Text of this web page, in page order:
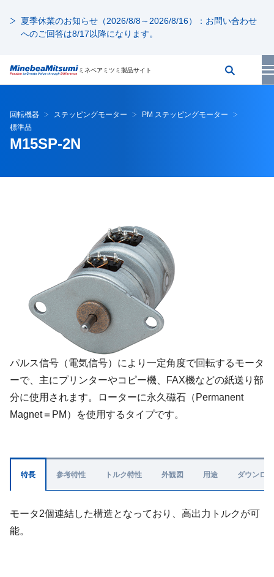
夏季休業のお知らせ（2026/8/8～2026/8/16）：お問い合わせ
へのご回答は8/17以降になります。
ミネベアミツミ製品サイト
回転機器 ステッピングモーター
PM ステッピングモーター
標準品
M15SP-2N
パルス信号（電気信号）により一定角度で回転するモータ
ーで、主にプリンターやコピー機、FAX機などの紙送り部
分に使用されます。ローターに永久磁石（Permanent
Magnet＝PM）を使用するタイプです。
特長
モータ2個連結した構造となっており、高出力トルクが可
能。
参考特性 トルク特性 外観図 用途 ダウンロ